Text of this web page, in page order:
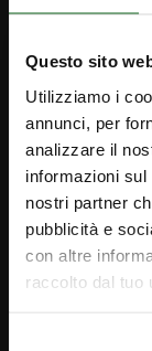
Questo sito
Utilizziamo i
annunci, per
analizzare il
informazioni
nostri partner
pubblicità e
con altre
raccolto dal tuo
iPump
Newsletter